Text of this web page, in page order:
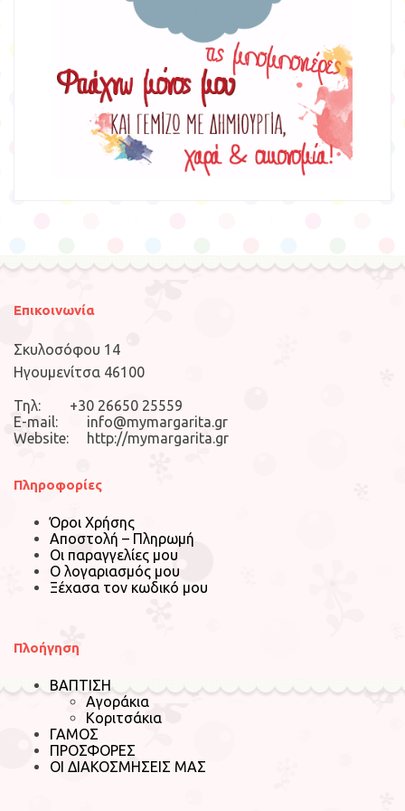
Επικοινωνία
Σκυλοσόφου 14
Ηγουμενίτσα 46100
Τηλ: +30 26650 25559
E-mail: info@mymargarita.gr
Website: http://mymargarita.gr
Πληροφορίες
Όροι Χρήσης
Αποστολή – Πληρωμή
Οι παραγγελίες μου
Ο λογαριασμός μου
Ξέχασα τον κωδικό μου
Πλοήγηση
ΒΑΠΤΙΣΗ
Αγοράκια
Κοριτσάκια
ΓΑΜΟΣ
ΠΡΟΣΦΟΡΕΣ
ΟΙ ΔΙΑΚΟΣΜΗΣΕΙΣ ΜΑΣ